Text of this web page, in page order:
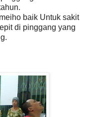
baik Untuk sakit
di pinggang yang